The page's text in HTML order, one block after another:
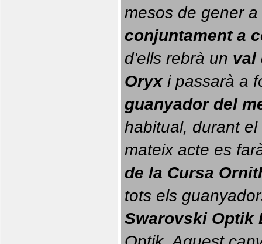
conjuntament a
d'ells rebrà un val
Oryx i passarà a
guanyador del
habitual, durant el
mateix acte es
de la Cursa
tots els
Swarovski Optik